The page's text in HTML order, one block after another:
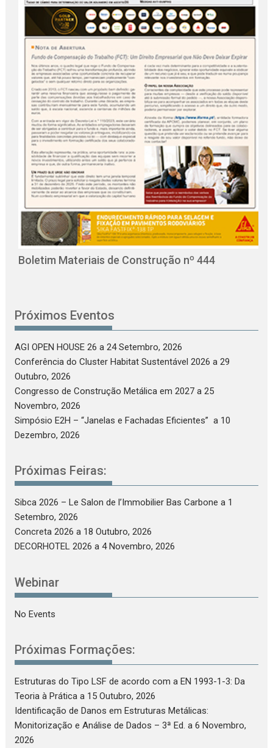
Boletim Materiais de Construção nº 444
Próximos Eventos
AGI OPEN HOUSE 26 a 24 Setembro, 2026
Conferência do Cluster Habitat Sustentável 2026 a 29
Outubro, 2026
Congresso de Construção Metálica em 2027 a 25
Novembro, 2026
Simpósio E2H – “Janelas e Fachadas Eficientes” a 10
Dezembro, 2026
Próximas Feiras:
Sibca 2026 – Le Salon de l’Immobilier Bas Carbone a 1
Setembro, 2026
Concreta 2026 a 18 Outubro, 2026
DECORHOTEL 2026 a 4 Novembro, 2026
Webinar
No Events
Próximas Formações:
Estruturas do Tipo LSF de acordo com a EN 1993-1-3: Da
Teoria à Prática a 15 Outubro, 2026
Identificação de Danos em Estruturas Metálicas:
Monitorização e Análise de Dados – 3ª Ed. a 6 Novembro,
2026